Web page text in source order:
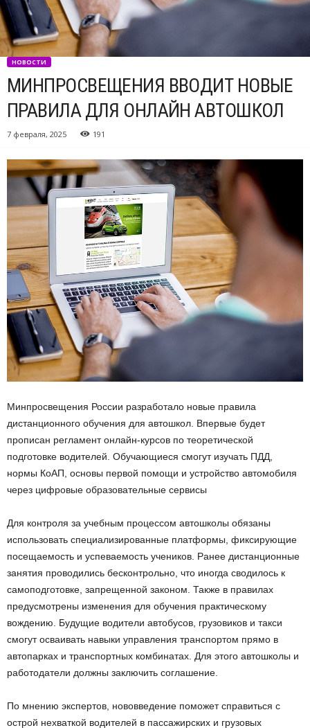
НОВОСТИ
МИНПРОСВЕЩЕНИЯ ВВОДИТ НОВЫЕ
ПРАВИЛА ДЛЯ ОНЛАЙН АВТОШКОЛ
7 февраля, 2025 191
Минпросвещения России разработало новые правила
дистанционного обучения для автошкол. Впервые будет
прописан регламент онлайн-курсов по теоретической
подготовке водителей. Обучающиеся смогут изучать ПДД,
нормы КоАП, основы первой помощи и устройство автомобиля
через цифровые образовательные сервисы
Для контроля за учебным процессом автошколы обязаны
использовать специализированные платформы, фиксирующие
посещаемость и успеваемость учеников. Ранее дистанционные
занятия проводились бесконтрольно, что иногда сводилось к
самоподготовке, запрещенной законом. Также в правилах
предусмотрены изменения для обучения практическому
вождению. Будущие водители автобусов, грузовиков и такси
смогут осваивать навыки управления транспортом прямо в
автопарках и транспортных комбинатах. Для этого автошколы и
работодатели должны заключить соглашение.
По мнению экспертов, нововведение поможет справиться с
острой нехваткой водителей в пассажирских и грузовых